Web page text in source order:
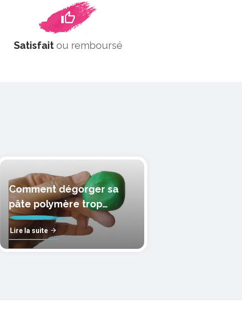
Satisfaitou remboursé
Comment dégorger sa
pâte polymère trop
molle?
Lire la suite